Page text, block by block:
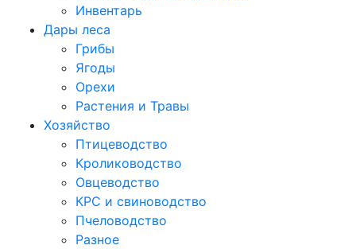
Инвентарь
Дары леса
Грибы
Ягоды
Орехи
Растения и Травы
Хозяйство
Птицеводство
Кролиководство
Овцеводство
КРС и свиноводство
Пчеловодство
Разное